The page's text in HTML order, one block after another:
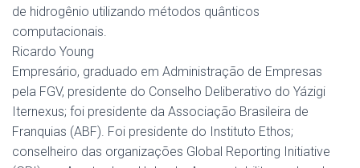
de hidrogênio utilizando métodos quânticos
computacionais.
Ricardo Young
Empresário, graduado em Administração de Empresas
pela FGV, presidente do Conselho Deliberativo do Yázigi
Iternexus; foi presidente da Associação Brasileira de
Franquias (ABF). Foi presidente do Instituto Ethos;
conselheiro das organizações Global Reporting Initiative